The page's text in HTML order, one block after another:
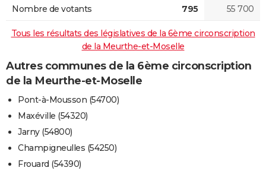
Nombre de votants 795 55 700
Tous les résultats des législatives de la 6ème circonscription
de la Meurthe-et-Moselle
Autres communes de la 6ème circonscription
de la Meurthe-et-Moselle
Pont-à-Mousson (54700)
Maxéville (54320)
Jarny (54800)
Champigneulles (54250)
Frouard (54390)